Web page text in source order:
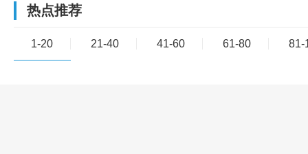
热点推荐
1-20 21-40 41-60 61-80 81-